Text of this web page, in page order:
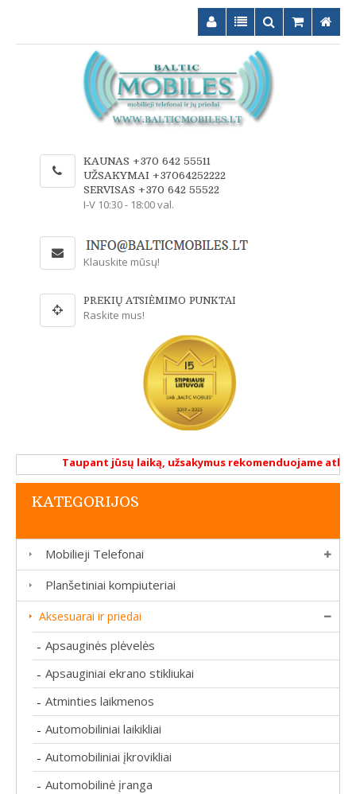
KAUNAS +370 642 55511
UŽSAKYMAI +37064252222
SERVISAS +370 642 55522
I-V 10:30 - 18:00 val.
Klauskite mūsų!
PREKIŲ ATSIĖMIMO PUNKTAI
Raskite mus!
Taupant jūsų laiką, užsakymus rekomenduojame atlikti
KATEGORIJOS
Mobilieji Telefonai
Planšetiniai kompiuteriai
Aksesuarai ir priedai
- Apsauginės plėvelės
- Apsauginiai ekrano stikliukai
- Atminties laikmenos
- Automobiliniai laikikliai
- Automobiliniai įkrovikliai
- Automobilinė įranga